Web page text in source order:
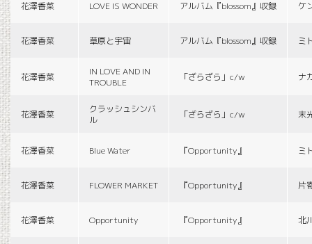
花澤香菜 LOVE IS WONDER アルバム『blossom』収録 ケ
花澤香菜 草原と宇宙 アルバム『blossom』収録 ミ
花澤香菜
IN LOVE AND IN
TROUBLE
「ざらざら」c/w ナ
花澤香菜
クラッシュシンバ
ル
「ざらざら」c/w 末
花澤香菜 Blue Water 『Opportunity』 ミ
花澤香菜 FLOWER MARKET 『Opportunity』 片
花澤香菜 Opportunity 『Opportunity』 北